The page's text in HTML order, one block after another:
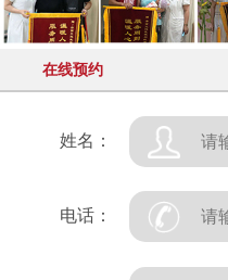
在线预约
姓名：
电话：